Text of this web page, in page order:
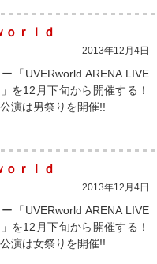
ｏｒｌｄ
2013年12月4日
「UVERworld ARENA LIVE
を12月下旬から開催する！
演は男祭りを開催!!
ｏｒｌｄ
2013年12月4日
「UVERworld ARENA LIVE
を12月下旬から開催する！
演は女祭りを開催!!